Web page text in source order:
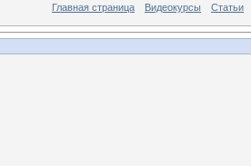
Главная страница Видеокурсы Статьи